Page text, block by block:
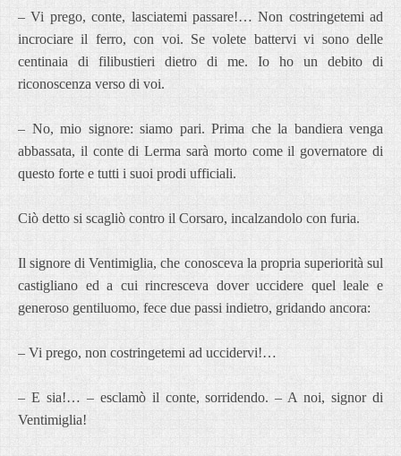
– Vi prego, conte, lasciatemi passare!… Non costringetemi ad
incrociare il ferro, con voi. Se volete battervi vi sono delle
centinaia di filibustieri dietro di me. Io ho un debito di
riconoscenza verso di voi.
– No, mio signore: siamo pari. Prima che la bandiera venga
abbassata, il conte di Lerma sarà morto come il governatore di
questo forte e tutti i suoi prodi ufficiali.
Ciò detto si scagliò contro il Corsaro, incalzandolo con furia.
Il signore di Ventimiglia, che conosceva la propria superiorità sul
castigliano ed a cui rincresceva dover uccidere quel leale e
generoso gentiluomo, fece due passi indietro, gridando ancora:
– Vi prego, non costringetemi ad uccidervi!…
– E sia!… – esclamò il conte, sorridendo. – A noi, signor di
Ventimiglia!